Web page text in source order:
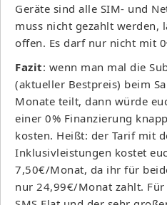
Geräte sind alle SIM- und
muss nicht gezahlt werden,
offen. Es darf nur nicht mit
Fazit: wenn man mal die
(aktueller Bestpreis) beim
Monate teilt, dann würde
einer 0% Finanzierung
kosten. Heißt: der Tarif mit
Inklusivleistungen kostet
7,50€/Monat, da ihr für
nur 24,99€/Monat zahlt.